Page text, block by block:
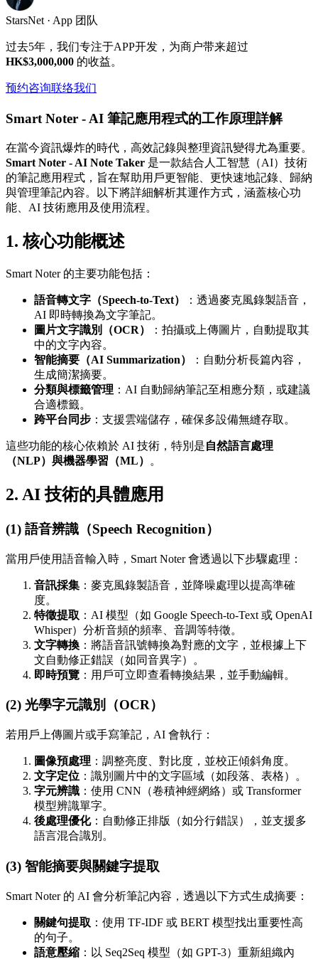
StarsNet · App 团队
过去5年，我们专注于APP开发，为商户带来超过
HK$3,000,000 的收益。
预约咨询联络我们
Smart Noter - AI 筆記應用程式的工作原理詳解
在當今資訊爆炸的時代，高效記錄與整理資訊變得尤為重要。
Smart Noter - AI Note Taker 是一款結合人工智慧（AI）技術
的筆記應用程式，旨在幫助用戶更智能、更快速地記錄、歸納
與管理筆記內容。以下將詳細解析其運作方式，涵蓋核心功
能、AI 技術應用及使用流程。
1.核心功能概述
Smart Noter 的主要功能包括：
語音轉文字（Speech-to-Text）
：透過麥克風錄製語音，
AI 即時轉換為文字筆記。
圖片文字識別（OCR）
：拍攝或上傳圖片，自動提取其
中的文字內容。
智能摘要（AI Summarization）
：自動分析長篇內容，
生成簡潔摘要。
分類與標籤管理 ：AI 自動歸納筆記至相應分類，或建議
合適標籤。
跨平台同步 ：支援雲端儲存，確保多設備無縫存取。
這些功能的核心依賴於 AI 技術，特別是自然語言處理
（NLP） 與機器學習（ML） 。
2. AI 技術的具體應用
(1) 語音辨識（Speech Recognition）
當用戶使用語音輸入時，Smart Noter 會透過以下步驟處理：
音訊採集 ：麥克風錄製語音，並降噪處理以提高準確
度。
特徵提取 ：AI 模型（如 Google Speech-to-Text 或 OpenAI
Whisper）分析音頻的頻率、音調等特徵。
文字轉換 ：將語音訊號轉換為對應的文字，並根據上下
文自動修正錯誤（如同音異字）。
即時預覽 ：用戶可立即查看轉換結果，並手動編輯。
(2) 光學字元識別（OCR）
若用戶上傳圖片或手寫筆記，AI 會執行：
圖像預處理 ：調整亮度、對比度，並校正傾斜角度。
文字定位 ：識別圖片中的文字區域（如段落、表格）。
字元辨識 ：使用 CNN（卷積神經網絡）或 Transformer
模型辨識單字。
後處理優化：自動修正排版（如分行錯誤），並支援多
語言混合識別。
(3) 智能摘要與關鍵字提取
Smart Noter 的 AI 會分析筆記內容，透過以下方式生成摘要：
關鍵句提取 ：使用 TF-IDF 或 BERT 模型找出重要性高
的句子。
語意壓縮 ：以 Seq2Seq 模型（如 GPT-3）重新組織內